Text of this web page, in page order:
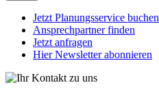
Jetzt Planungsservice buchen
Ansprechpartner finden
Jetzt anfragen
Hier Newsletter abonnieren